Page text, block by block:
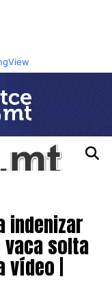
indenizar
solta
vídeo |